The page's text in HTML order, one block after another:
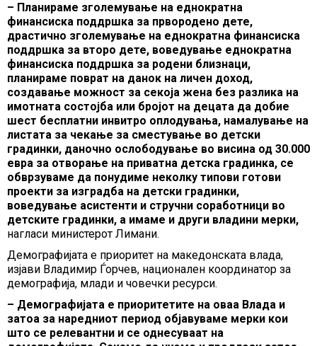
– Планираме зголемување на еднократна
финансиска поддршка за првородено дете,
драстично зголемување на еднократна финансиска
поддршка за второ дете, воведување еднократна
финансиска поддршка за родени близнаци,
планираме поврат на данок на личен доход,
создавање можност за секоја жена без разлика на
имотната состојба или бројот на децата да добие
шест бесплатни инвитро оплодувања, намалување на
листата за чекање за сместување во детски
градинки, даночно ослободување во висина од 30.000
евра за отворање на приватна детска градинка, се
обврзуваме да понудиме неколку типови готови
проекти за изградба на детски градинки,
воведување асистенти и стручни соработници во
детските градинки, а имаме и други владини мерки,
нагласи министерот Лимани.
Демографијата е приоритет на македонската влада,
изјави Владимир Ѓорчев, национален координатор за
демографија, млади и човечки ресурси.
– Демографијата е приоритетите на оваа Влада и
затоа за наредниот период објавуваме мерки кои
што се релевантни и се однесуваат на